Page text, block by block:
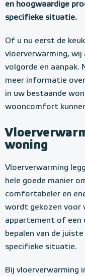
en hoogwaardige
specifieke situatie.
Of u nu eerst de
vloerverwarming, wij
volgorde en aanpak.
meer informatie
in uw bestaande
wooncomfort
woning
Vloerverwarming
hele goede manier
comfortabeler en
wordt gekozen voor
appartement of een
bepalen van de
specifieke situatie.
Bij vloerverwarming